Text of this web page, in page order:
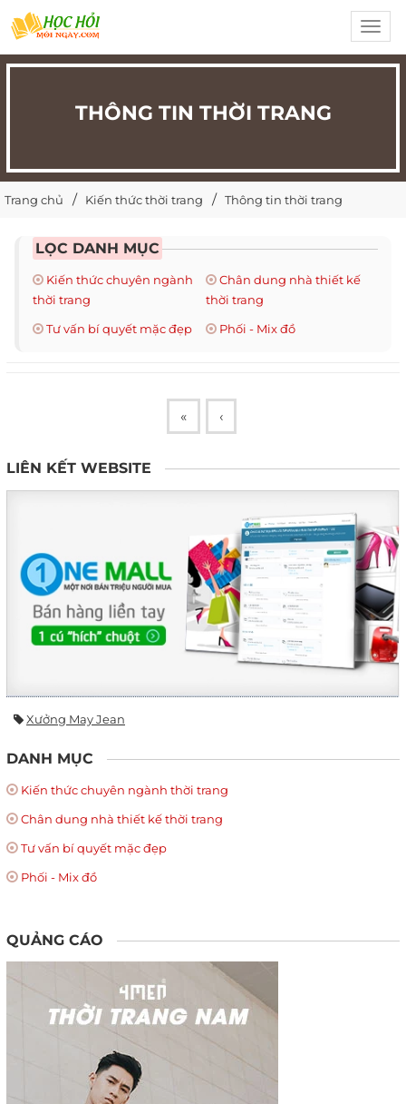
THÔNG TIN THỜI TRANG
Trang chủ Kiến thức thời trang Thông tin thời trang
LỌC DANH MỤC
Kiến thức chuyên ngành
thời trang
Chân dung nhà thiết kế
thời trang
Tư vấn bí quyết mặc đẹp
Phối - Mix đồ
« ‹
LIÊN KẾT WEBSITE
Xưởng May Jean
DANH MỤC
Kiến thức chuyên ngành thời trang
Chân dung nhà thiết kế thời trang
Tư vấn bí quyết mặc đẹp
Phối - Mix đồ
QUẢNG CÁO